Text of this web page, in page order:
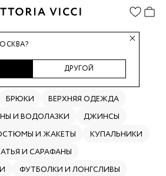
БРЮКИ
ВЕРХНЯЯ ОДЕЖДА
И ВОДОЛАЗКИ
ДЖИНСЫ
И ЖАКЕТЫ
КУПАЛЬНИКИ
И САРАФАНЫ
ФУТБОЛКИ И ЛОНГСЛИВЫ
ДРУГОЙ